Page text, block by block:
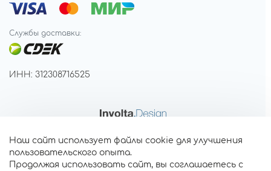
Службы доставки:
ИНН: 312308716525
Наш сайт использует файлы cookie для улучшения
пользовательского опыта.
Продолжая использовать сайт, вы соглашаетесь с